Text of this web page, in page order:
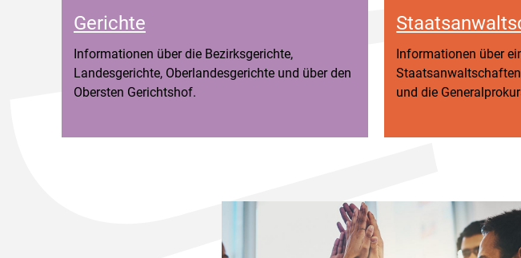
Gerichte
Informationen über die Bezirksgerichte,
Landesgerichte, Oberlandesgerichte und über den
Obersten Gerichtshof.
Informationen über
und die